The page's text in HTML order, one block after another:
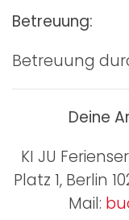
Betreuung:
Betreuung
Deine
KI JU
Platz 1, Berlin
Mail: